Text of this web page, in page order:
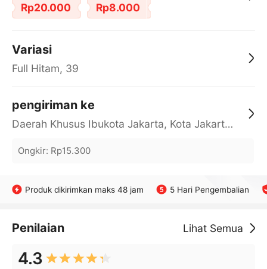
Rp20.000 Rp8.000
Variasi
Full Hitam, 39
pengiriman ke
Daerah Khusus Ibukota Jakarta, Kota Jakarta Barat, Cengkareng, yy
Ongkir: Rp15.300
Produk dikirimkan maks 48 jam 5 Hari Pengembalian
Penilaian Lihat Semua
4.3